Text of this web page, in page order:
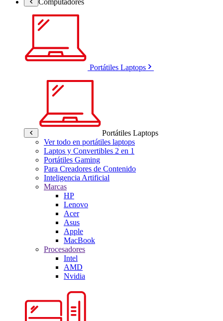
Portátiles Laptops
Portátiles Laptops
Ver todo en portátiles laptops
Laptos y Convertibles 2 en 1
Portátiles Gaming
Para Creadores de Contenido
Inteligencia Artificial
Marcas
HP
Lenovo
Acer
Asus
Apple
MacBook
Procesadores
Intel
AMD
Nvidia